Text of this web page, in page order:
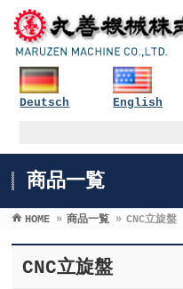
Deutsch English
商品一覧
HOME » 商品一覧 » CNC立旋盤
CNC立旋盤